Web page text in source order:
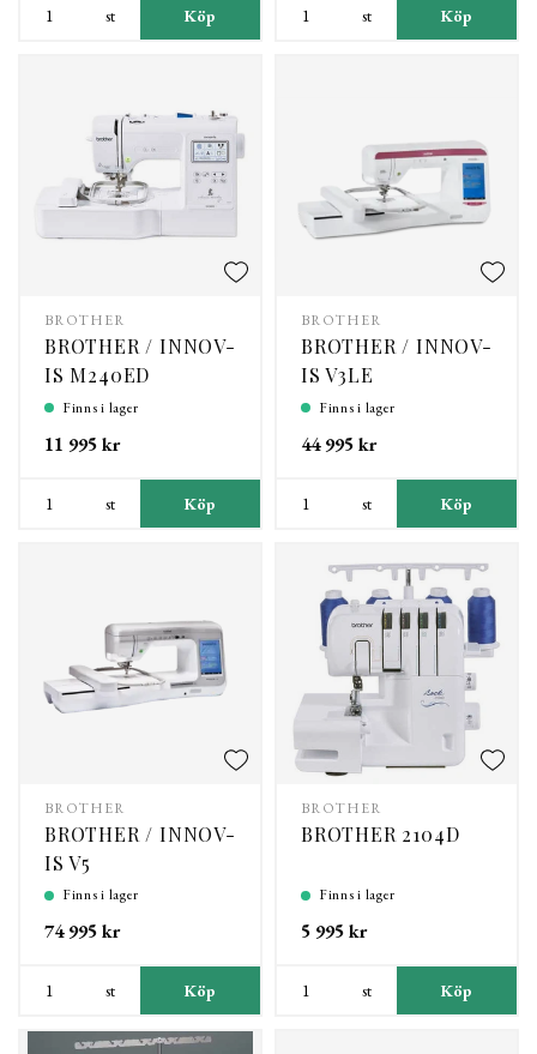
st Köp st Köp
BROTHER
BROTHER / INNOV-
IS M240ED
Finns i lager
11 995 kr
st Köp
BROTHER
BROTHER / INNOV-
IS V3LE
Finns i lager
44 995 kr
st Köp
BROTHER
BROTHER / INNOV-
IS V5
Finns i lager
74 995 kr
st Köp
BROTHER
BROTHER 2104D
Finns i lager
5 995 kr
st Köp